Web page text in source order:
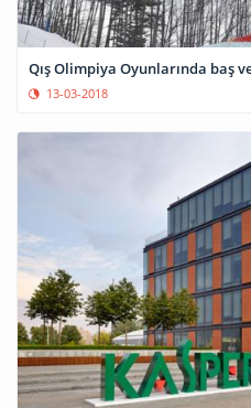
Qış Olimpiya Oyunlarında baş
13-03-2018